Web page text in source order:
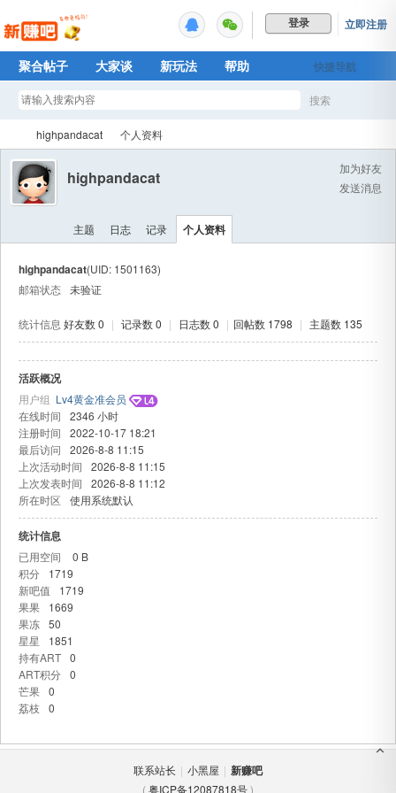
登录 立即注册
快捷导航
聚合帖子 大家谈 新玩法
帮助
Plus权益
搜索
新 ›
highpandacat 个人资料
加为好友
发送消息
highpandacat
主题 日志 记录 个人资料
highpandacat(UID: 1501163)
邮箱状态 未验证
统计信息 好友数 0 | 记录数 0 | 日志数 0 | 回帖数 1798 | 主题数 135
活跃概况
用户组 Lv4黄金准会员
在线时间
2346 小时
注册时间
2022-10-17 18:21
最后访问
2026-8-8 11:15
上次活动时间
2026-8-8 11:15
上次发表时间
2026-8-8 11:12
所在时区
使用系统默认
统计信息
已用空间
0 B
积分
1719
新吧值
1719
果果
1669
果冻 50
星星
1851
持有ART 0
ART积分 0
芒果 0
荔枝
0
联系站长 | 小黑屋 | 新赚吧
(粤ICP备12087818号)